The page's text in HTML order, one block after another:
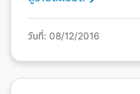
วันที่: 08/12/2016